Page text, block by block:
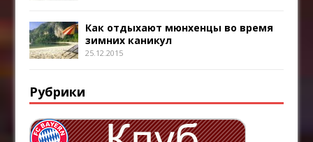
Как отдыхают мюнхенцы во время
зимних каникул
25.12.2015
Рубрики